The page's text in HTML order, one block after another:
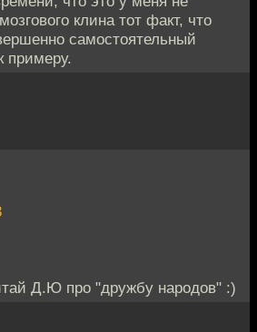
клина тот факт, что
самостоятельный
примеру.
Д.Ю про "дружбу народов" :)